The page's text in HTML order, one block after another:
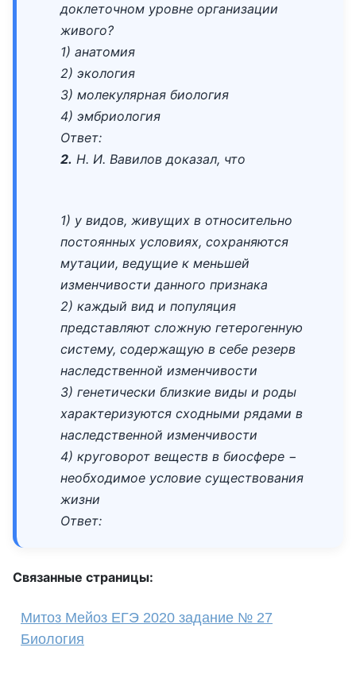
доклеточном уровне организации
живого?
1) анатомия
2) экология
3) молекулярная биология
4) эмбриология
Ответ:
2. Н. И. Вавилов доказал, что
1) у видов, живущих в относительно
постоянных условиях, сохраняются
мутации, ведущие к меньшей
изменчивости данного признака
2) каждый вид и популяция
представляют сложную гетерогенную
систему, содержащую в себе резерв
наследственной изменчивости
3) генетически близкие виды и роды
характеризуются сходными рядами в
наследственной изменчивости
4) круговорот веществ в биосфере −
необходимое условие существования
жизни
Ответ:
Связанные страницы:
Митоз Мейоз ЕГЭ 2020 задание № 27
Биология